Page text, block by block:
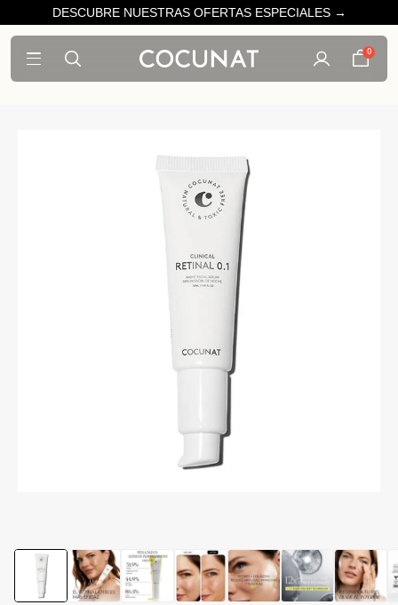
DESCUBRE NUESTRAS OFERTAS ESPECIALES →
0